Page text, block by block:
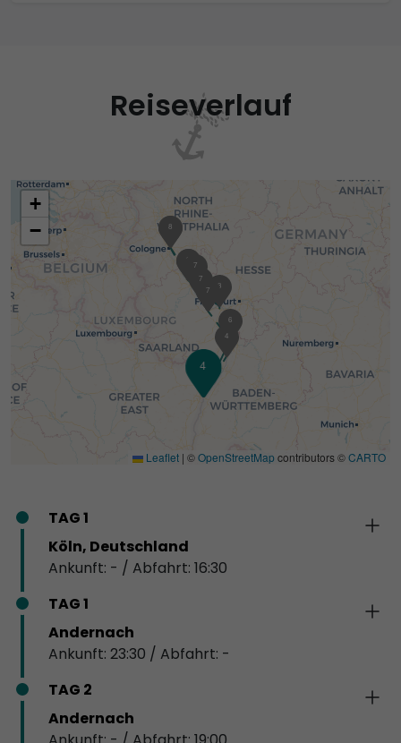
Reiseverlauf
1
3
4
4
6
67
7
7
8
+
−
Leaflet | ©OpenStreetMapcontributors ©CARTO
TAG 1
Köln, Deutschland
Ankunft: - / Abfahrt: 16:30
TAG 1
Andernach
Ankunft: 23:30 / Abfahrt: -
TAG 2
Andernach